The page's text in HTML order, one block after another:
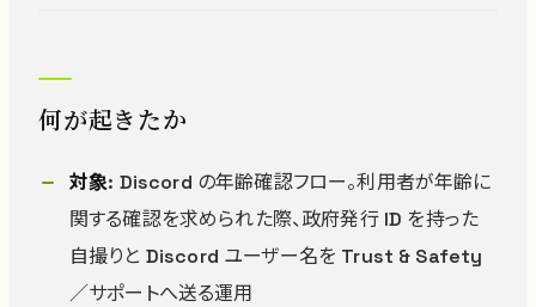
何が起きたか
対象: Discord の年齢確認フロー。利用者が年齢に
関する確認を求められた際、政府発行 ID を持った
自撮りと Discord ユーザー名を Trust & Safety
／サポートへ送る運用